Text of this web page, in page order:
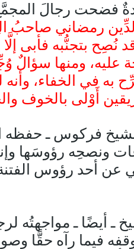
فضحت رجالَ
رمضاني صاحبُ
نُصِح بتجنُّبه
عليه، ومنها سؤالٌ
به في الخفاء،
أَوْلى بالخوف
فركوس ـ حفظه
ونصحِه رؤوسَها
عن أحد رؤوس
ـ أيضًا ـ مواجهتُه
فيما رآه حقًّا